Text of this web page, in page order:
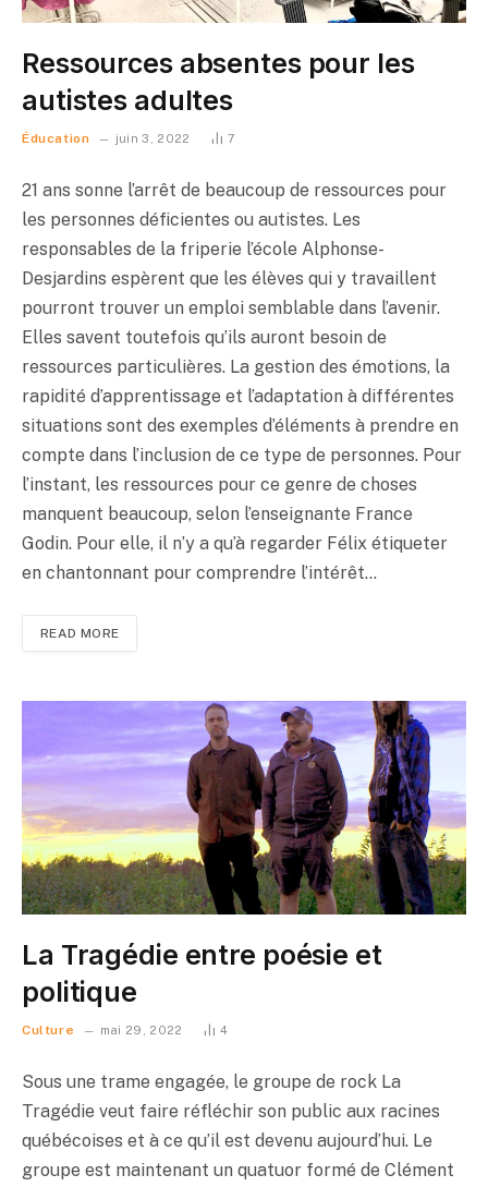
Ressources absentes pour les
autistes adultes
Éducation juin 3, 2022 7
21 ans sonne l’arrêt de beaucoup de ressources pour
les personnes déficientes ou autistes. Les
responsables de la friperie l’école Alphonse-
Desjardins espèrent que les élèves qui y travaillent
pourront trouver un emploi semblable dans l’avenir.
Elles savent toutefois qu’ils auront besoin de
ressources particulières. La gestion des émotions, la
rapidité d’apprentissage et l’adaptation à différentes
situations sont des exemples d’éléments à prendre en
compte dans l’inclusion de ce type de personnes. Pour
l’instant, les ressources pour ce genre de choses
manquent beaucoup, selon l’enseignante France
Godin. Pour elle, il n’y a qu’à regarder Félix étiqueter
en chantonnant pour comprendre l’intérêt…
READ MORE
La Tragédie entre poésie et
politique
Culture mai 29, 2022 4
Sous une trame engagée, le groupe de rock La
Tragédie veut faire réfléchir son public aux racines
québécoises et à ce qu’il est devenu aujourd’hui. Le
groupe est maintenant un quatuor formé de Clément